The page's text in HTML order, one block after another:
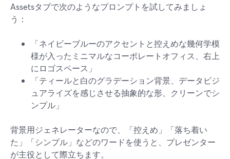
Assetsタブで次のようなプロンプトを試してみましょ
う：
「ネイビーブルーのアクセントと控えめな幾何学模
様が入ったミニマルなコーポレートオフィス、右上
にロゴスペース」
「ティールと白のグラデーション背景、データビジ
ュアライズを感じさせる抽象的な形、クリーンでシ
ンプル」
背景用ジェネレーターなので、「控えめ」「落ち着い
た」「シンプル」などのワードを使うと、プレゼンター
が主役として際立ちます。